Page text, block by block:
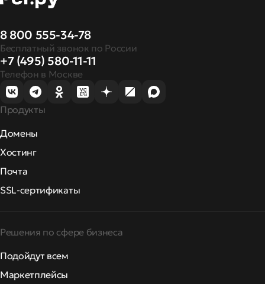
8 800 555-34-78
Бесплатный звонок по России
+7 (495) 580-11-11
Телефон в Москве
Продукты
Домены
Хостинг
Почта
SSL-сертификаты
Решения по сфере бизнеса
Подойдут всем
Маркетплейсы